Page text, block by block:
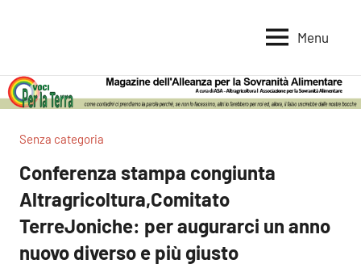
per
la
Terra
per
la
Alimentare
Menu
Senza categoria
Conferenza stampa congiunta
Altragricoltura,Comitato
TerreJoniche: per augurarci un anno
nuovo diverso e più giusto